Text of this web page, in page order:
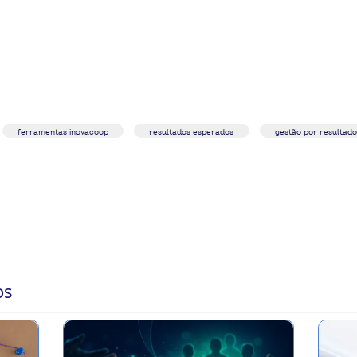
ferramentas inovacoop resultados esperados gestão por